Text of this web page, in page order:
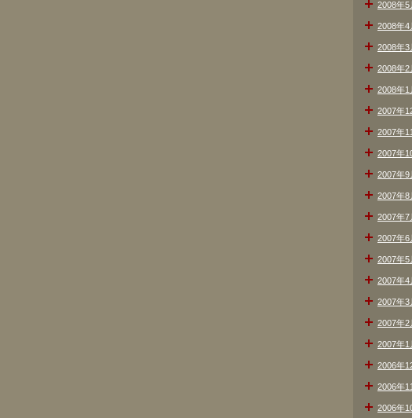
2008年5
2008年4
2008年3
2008年2
2008年1
2007年
2007年
2007年
2007年9
2007年8
2007年7
2007年6
2007年5
2007年4
2007年3
2007年2
2007年1
2006年
2006年
2006年